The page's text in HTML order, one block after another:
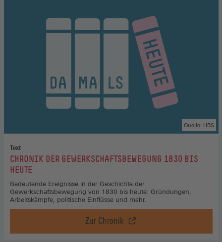
Biografien
(Öffnet
Text
:CHRONIK DER GEWERKSCHAFTSBEWEGUNG 1830 BIS
HEUTE
Quelle: HBS
Bedeutende Ereignisse in der Geschichte der
Gewerkschaftsbewegung von 1830 bis heute: Gründungen,
Arbeitskämpfe, politische Einflüsse und mehr.
Zur ChronikChronik
der